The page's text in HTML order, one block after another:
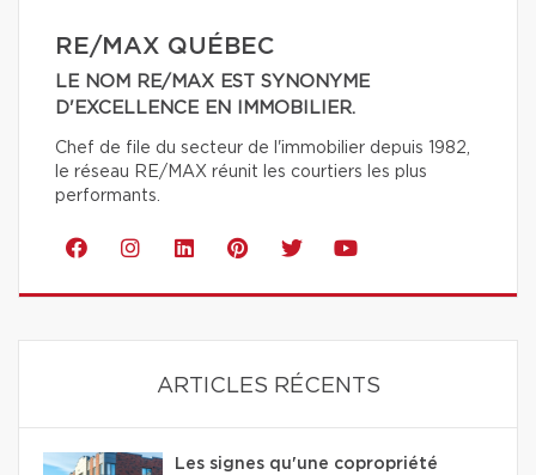
RE/MAX QUÉBEC
LE NOM RE/MAX EST SYNONYME
D'EXCELLENCE EN IMMOBILIER.
Chef de file du secteur de l'immobilier depuis 1982,
le réseau RE/MAX réunit les courtiers les plus
performants.
ARTICLES RÉCENTS
Les signes qu'une copropriété